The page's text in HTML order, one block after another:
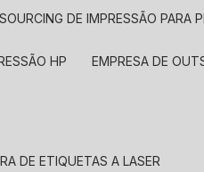
DE IMPRESSÃO PARA
HP EMPRESA DE
DE ETIQUETAS A LASER